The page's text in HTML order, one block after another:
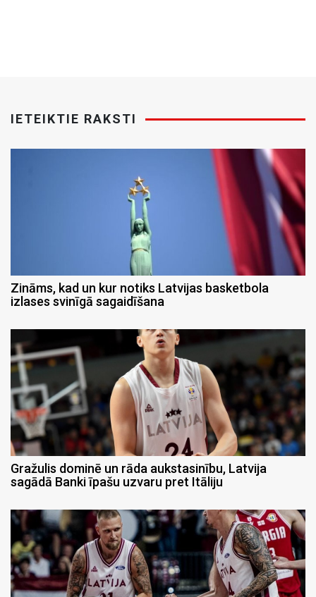
IETEIKTIE RAKSTI
Zināms, kad un kur notiks Latvijas basketbola
izlases svinīgā sagaidīšana
Gražulis dominē un rāda aukstasinību, Latvija
sagādā Banki īpašu uzvaru pret Itāliju